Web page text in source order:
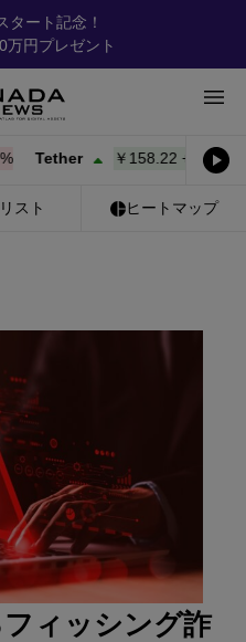
タート記念！
万円プレゼント
￥158.22+0.02%
スト ヒートマップ
ィッシング詐